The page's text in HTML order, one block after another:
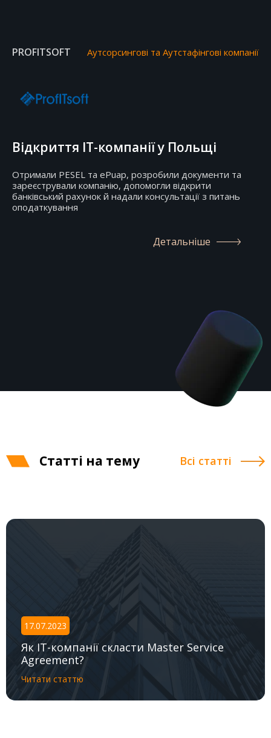
PROFITSOFT Аутсорсингові та Аутстафінгові компанії
Відкриття IT-компанії у Польщі
Отримали PESEL та ePuap, розробили документи та
зареєстрували компанію, допомогли відкрити
банківський рахунок й надали консультації з питань
оподаткування
Детальніше
Статті на тему Всі статті
17.07.2023
Як IT-компанії скласти Master Service
Agreement?
Читати статтю